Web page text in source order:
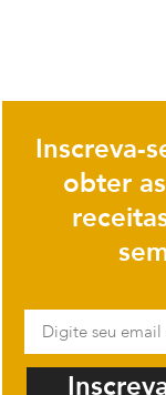
Inscreva-
obter